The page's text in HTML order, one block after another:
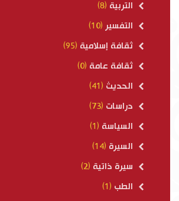
التربية (8)
التفسير (10)
ثقافة إسلامية (95)
ثقافة عامة (0)
الحديث (41)
دراسات (73)
السياسة (1)
السيرة (14)
سيرة ذاتية (2)
الطب (1)